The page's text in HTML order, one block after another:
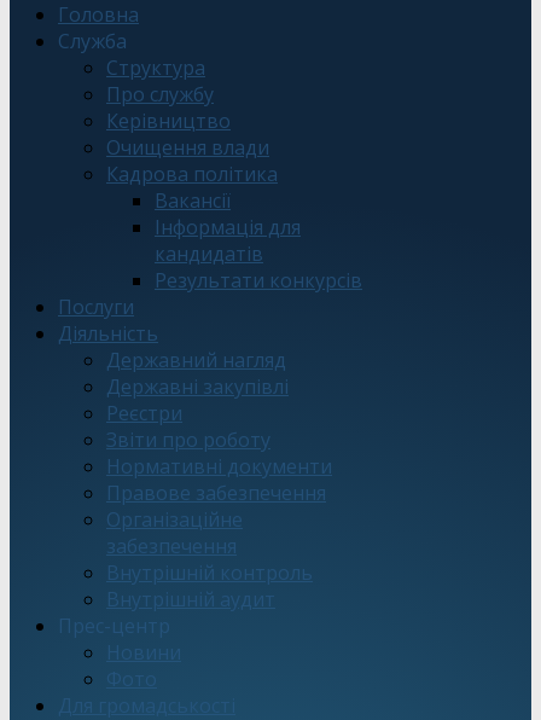
Головна
Служба
Структура
Про службу
Керівництво
Очищення влади
Кадрова політика
Вакансії
Інформація для
кандидатів
Результати конкурсів
Послуги
Діяльність
Державний нагляд
Державні закупівлі
Реєстри
Звіти про роботу
Нормативні документи
Правове забезпечення
Організаційне
забезпечення
Внутрішній контроль
Внутрішній аудит
Прес-центр
Новини
Фото
Для громадськості